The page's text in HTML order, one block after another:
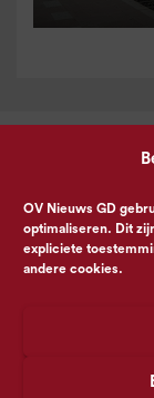
OV Nieuws GD
optimaliseren. Dit
expliciete
andere cookies.